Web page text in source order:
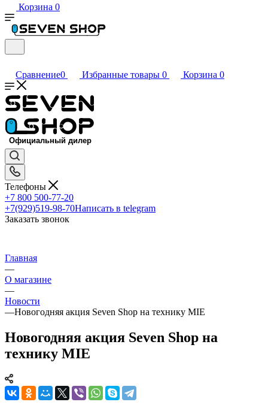
Корзина 0
Сравнение0 Избранные товары 0 Корзина 0
Телефоны
+7 800 500-77-20
+7(929)519-98-70Написать в telegram
Заказать звонок
Главная
—
О магазине
—
Новости
—Новогодняя акция Seven Shop на технику MIE
Новогодняя акция Seven Shop на
технику MIE